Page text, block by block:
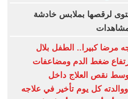
لرقصها بملابس خادشة
مرضا كبيرا.. الطفل بلال
ضغط الدم ومضاعفات
نقص العلاج داخل
كل يوم تأخير في علاجه